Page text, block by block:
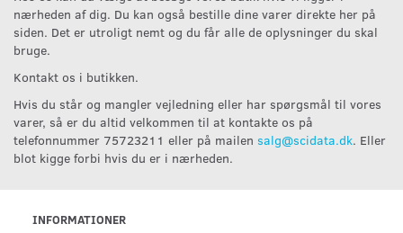
nærheden af dig. Du kan også bestille dine varer direkte her på
siden. Det er utroligt nemt og du får alle de oplysninger du skal
bruge.
Kontakt os i butikken.
Hvis du står og mangler vejledning eller har spørgsmål til vores
varer, så er du altid velkommen til at kontakte os på
telefonnummer 75723211 eller på mailen salg@scidata.dk. Eller
blot kigge forbi hvis du er i nærheden.
INFORMATIONER